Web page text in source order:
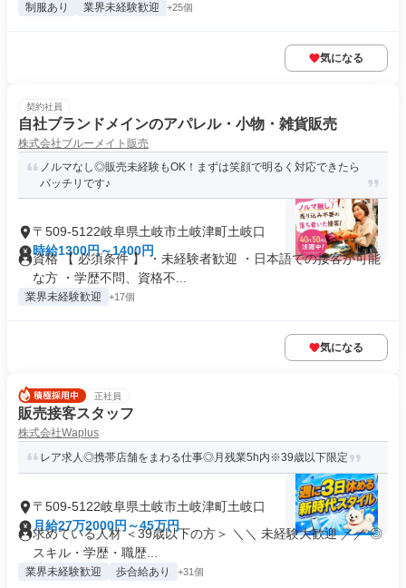
制服あり 業界未経験歓迎 +25個
気になる
契約社員
自社ブランドメインのアパレル・小物・雑貨販売
株式会社ブルーメイト販売
ノルマなし◎販売未経験もOK！まずは笑顔で明るく対応できたら
バッチリです♪
〒509-5122岐阜県土岐市土岐津町土岐口
時給1300円～1400円
資格 【 必須条件 】 ・未経験者歓迎 ・日本語での接客が可能
な方 ・学歴不問、資格不...
業界未経験歓迎 +17個
気になる
正社員
販売接客スタッフ
株式会社Waplus
レア求人◎携帯店舗をまわる仕事◎月残業5h内※39歳以下限定
〒509-5122岐阜県土岐市土岐津町土岐口
月給27万2000円～45万円
求めている人材 ＜39歳以下の方＞ ＼＼ 未経験大歓迎 ／／ ◎
スキル・学歴・職歴...
業界未経験歓迎 歩合給あり +31個